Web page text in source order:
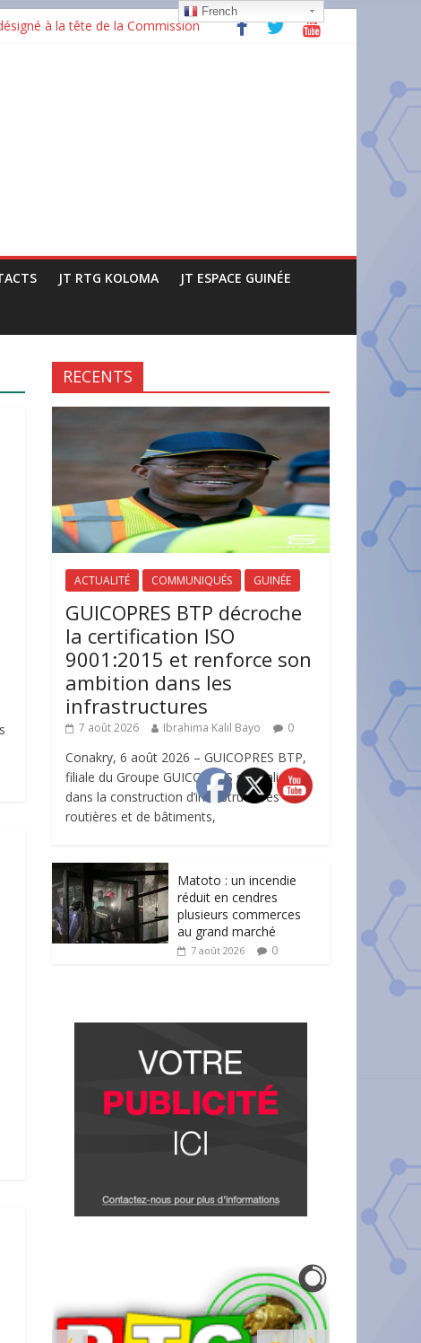
à la tête de la Commission
»
JT RTG KOLOMA JT ESPACE GUINÉE
RECENTS
ACTUALITÉ COMMUNIQUÉS GUINÉE
GUICOPRES BTP décroche
la certification ISO
9001:2015 et renforce son
ambition dans les
infrastructures
7 août 2026 Ibrahima Kalil Bayo 0
Conakry, 6 août 2026 – GUICOPRES BTP,
filiale du Groupe GUICOPRES spécialisée
dans la construction d’infrastructures
routières et de bâtiments,
Matoto : un incendie
réduit en cendres
plusieurs commerces
au grand marché
7 août 2026 0
French